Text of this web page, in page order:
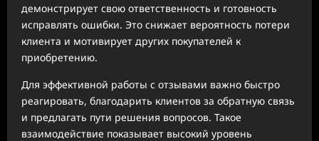
демонстрирует свою ответственность и готовность
исправлять ошибки. Это снижает вероятность потери
клиента и мотивирует других покупателей к
приобретению.
Для эффективной работы с отзывами важно быстро
реагировать, благодарить клиентов за обратную связь
и предлагать пути решения вопросов. Такое
взаимодействие показывает высокий уровень